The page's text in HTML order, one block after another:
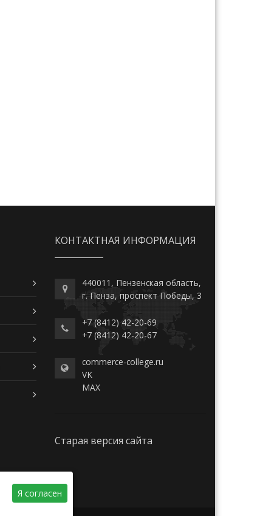
КОНТАКТНАЯ ИНФОРМАЦИЯ
440011, Пензенская область,
г. Пенза, проспект Победы, 3
+7 (8412) 42-20-69
+7 (8412) 42-20-67
commerce-college.ru
VK
MAX
Старая версия сайта
Я согласен